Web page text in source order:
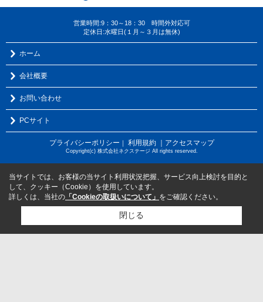
営業時間:9：30～18：30 時間外対応可
定休日:水曜日(１月～３月は無休)
ホーム
会社概要
お問い合わせ
PCサイト
プライバシーポリシー ｜ 利用規約 ｜アクセスマップ
Copyright(c) 株式会社ネクステージ All rights reserved.
当サイトでは、お客様の当サイト利用状況把握、サービス向上検討を目的と
して、クッキー（Cookie）を使用しています。
詳しくは、当社の 「Cookieの取扱いについて」 をご確認ください。
閉じる